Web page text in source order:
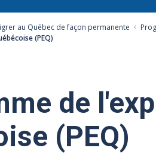
au Québec de façon permanente
(PEQ)
de
(PEQ)